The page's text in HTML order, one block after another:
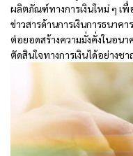
ผลิตภัณฑ์ทางการเงินใหม่ ๆ เ
ข่าวสารด้านการเงินการธนาค
ต่อยอดสร้างความมั่งคั่งในอน
ตัดสินใจทางการเงินได้อย่างช